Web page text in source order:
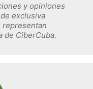
y opiniones
exclusiva
representan
de CiberCuba.